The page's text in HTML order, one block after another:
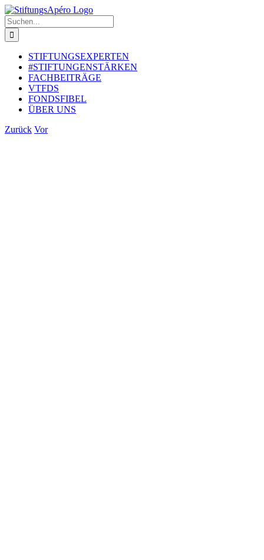
Zum
Inhalt
springen
Suche
nach:
STIFTUNGSEXPERTEN
#STIFTUNGENSTÄRKEN
FACHBEITRÄGE
VTFDS
FONDSFIBEL
ÜBER UNS
Zurück Vor